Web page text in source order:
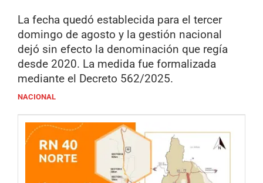
La fecha quedó establecida para el tercer
domingo de agosto y la gestión nacional
dejó sin efecto la denominación que regía
desde 2020. La medida fue formalizada
mediante el Decreto 562/2025.
NACIONAL